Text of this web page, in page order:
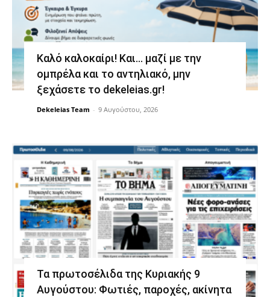
Καλό καλοκαίρι! Και… μαζί με την
ομπρέλα και το αντηλιακό, μην
ξεχάσετε το dekeleias.gr!
Dekeleias Team - 9 Αυγούστου, 2026
Τα πρωτοσέλιδα της Κυριακής 9
Αυγούστου: Φωτιές, παροχές, ακίνητα